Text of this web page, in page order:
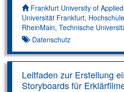
Autor*innen:
Frankfurt University of
Universität Frankfurt,
RheinMain, Technische
Datenschutz
Leitfaden zur Erstellung
Storyboards für